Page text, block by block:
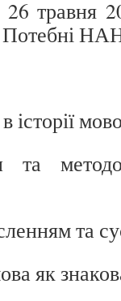
26 травня
та
як